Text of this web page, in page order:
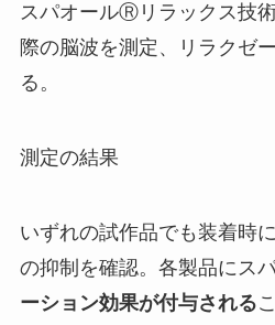
スパオールⓇリラックス技
際の脳波を測定、リラクゼ
る。
測定の結果
いずれの試作品でも装着時
の抑制を確認。各製品にス
ーション効果が付与される